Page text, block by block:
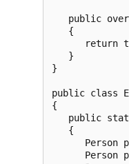
public
   {
return
   }
}
public class
{
public
   {
Person
Person